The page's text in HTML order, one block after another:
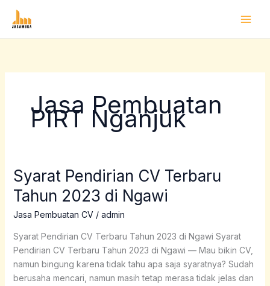
Jasa Pembuatan
PIRT Nganjuk
Syarat Pendirian CV Terbaru
Tahun 2023 di Ngawi
Jasa Pembuatan CV/ admin
Syarat Pendirian CV Terbaru Tahun 2023 di Ngawi Syarat
Pendirian CV Terbaru Tahun 2023 di Ngawi — Mau bikin CV,
namun bingung karena tidak tahu apa saja syaratnya? Sudah
berusaha mencari, namun masih tetap merasa tidak jelas dan
Syarat
Pendirian
CV
Terbaru
2023
di
Ngawi